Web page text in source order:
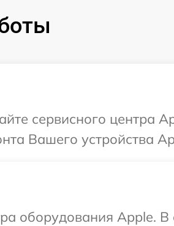
сервисного центра
Вашего устройства
оборудования Apple. В